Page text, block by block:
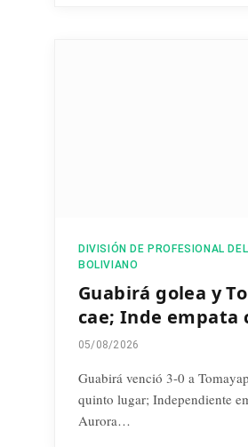
DIVISIÓN DE PROFESIONAL
BOLIVIANO
Guabirá golea y
cae; Inde empata
05/08/2026
Guabirá venció 3-0 a
quinto lugar; Independiente
Aurora…